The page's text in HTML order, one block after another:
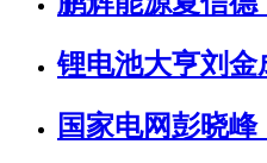
锂电池大亨刘
国家电网彭晓